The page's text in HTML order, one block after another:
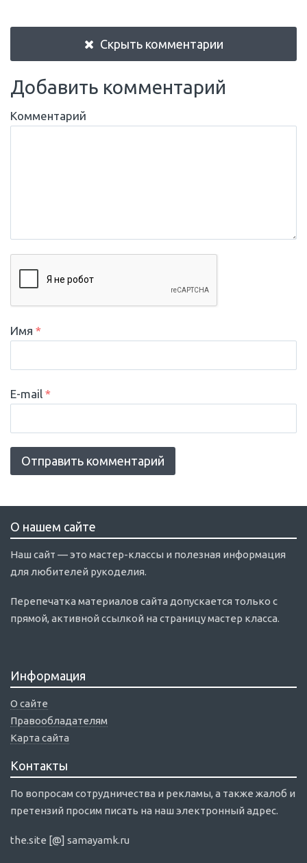
Скрыть комментарии
Добавить комментарий
Комментарий
Имя *
E-mail *
О нашем сайте
Наш сайт — это мастер-классы и полезная информация
для любителей рукоделия.
Перепечатка материалов сайта допускается только с
прямой, активной ссылкой на страницу мастер класса.
Информация
О сайте
Правообладателям
Карта сайта
Контакты
По вопросам сотрудничества и рекламы, а также жалоб и
претензий просим писать на наш электронный адрес.
the.site [@] samayamk.ru